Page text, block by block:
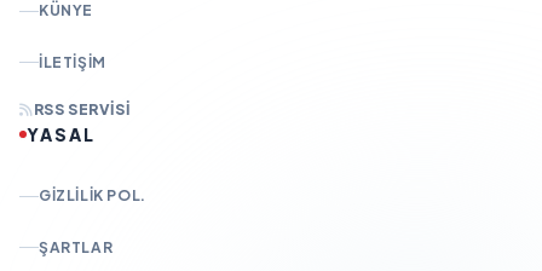
KÜNYE
İLETIŞIM
RSS SERVISI
YASAL
GIZLILIK POL.
ŞARTLAR